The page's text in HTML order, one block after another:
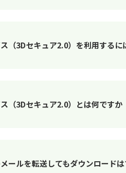
（3Dセキュア2.0）を利用するに
（3Dセキュア2.0）とは何ですか
ールを転送してもダウンロード